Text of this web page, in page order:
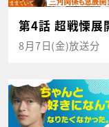
第4話 超戦慄展
8月7日(金)放送分